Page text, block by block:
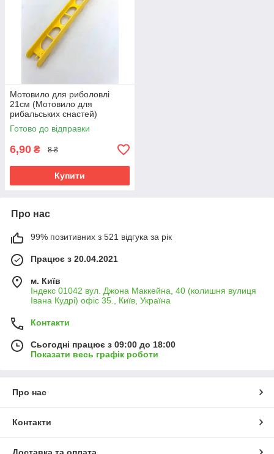
Мотовило для риболовлі
21см (Мотовило для
рибальських снастей)
Готово до відправки
6,90 ₴ 8 ₴
Купити
Про нас
99% позитивних з 521 відгука за рік
Працює з 20.04.2021
м. Київ
Індекс 01042 вул. Джона Маккейна, 40 (колишня вулиця
Івана Кудрі) офіс 35., Київ, Україна
Контакти
Сьогодні працює з 09:00 до 18:00
Показати весь графік роботи
Про нас
Контакти